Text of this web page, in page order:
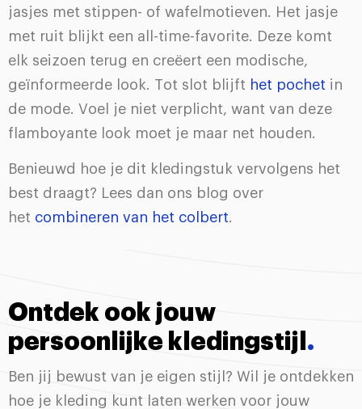
jasjes met stippen- of wafelmotieven. Het jasje
met ruit blijkt een all-time-favorite. Deze komt
elk seizoen terug en creëert een modische,
geïnformeerde look. Tot slot blijft het pochet in
de mode. Voel je niet verplicht, want van deze
flamboyante look moet je maar net houden.
Benieuwd hoe je dit kledingstuk vervolgens het
best draagt? Lees dan ons blog over
het combineren van het colbert.
Ontdek ook jouw
persoonlijke kledingstijl .
Ben jij bewust van je eigen stijl? Wil je ontdekken
hoe je kleding kunt laten werken voor jouw